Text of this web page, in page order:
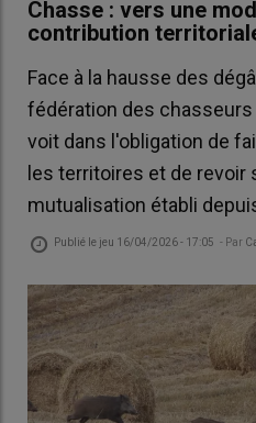
Chasse : vers une
contribution
Face à la hausse des
fédération des
voit dans l'obligation de
les territoires et de revoir
mutualisation établi
Publié le jeu 16/04/2026 - 17:05 - Par